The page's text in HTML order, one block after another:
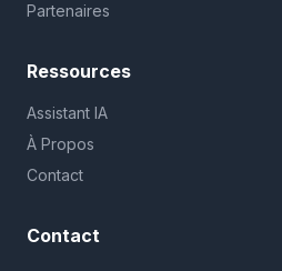
Partenaires
Ressources
Assistant IA
À Propos
Contact
Contact